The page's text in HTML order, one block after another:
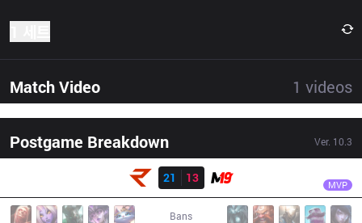
Match Video 1 videos
Postgame Breakdown Ver. 10.3
21
13 MVP
Bans